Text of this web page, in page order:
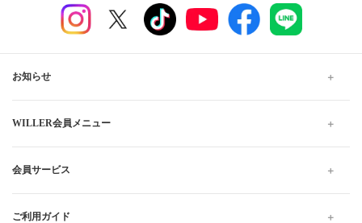
お知らせ
WILLER会員メニュー
会員サービス
ご利用ガイド